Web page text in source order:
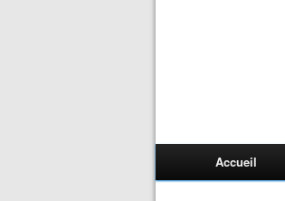
Accueil